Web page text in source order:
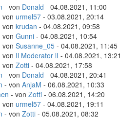
- von Donald - 04.08.2021, 11:00
von urmel57 - 03.08.2021, 20:14
von krudan - 04.08.2021, 09:58
von Gunni - 04.08.2021, 10:54
von Susanne_05 - 04.08.2021, 11:45
von Il Moderator lI - 04.08.2021, 13:21
von Zotti - 04.08.2021, 17:58
- von Donald - 04.08.2021, 20:41
- von AnjaM - 06.08.2021, 10:33
- von Zotti - 06.08.2021, 14:20
von urmel57 - 04.08.2021, 19:11
- von Zotti - 05.08.2021, 08:32